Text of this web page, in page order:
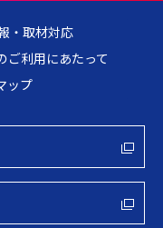
・取材対応
ご利用にあたって
ップ